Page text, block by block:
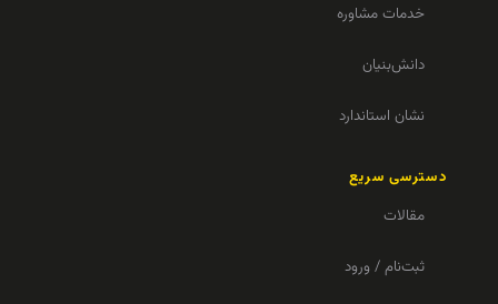
خدمات مشاوره
دانش‌بنیان
نشان استاندارد
دسترسی سریع
مقالات
ثبت‌نام / ورود